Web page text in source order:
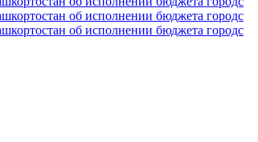
об исполнении бюджета городс
об исполнении бюджета городс